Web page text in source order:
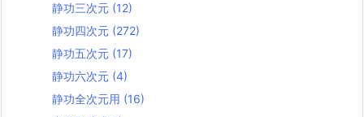
静功三次元 (12)
静功四次元 (272)
静功五次元 (17)
静功六次元 (4)
静功全次元用 (16)